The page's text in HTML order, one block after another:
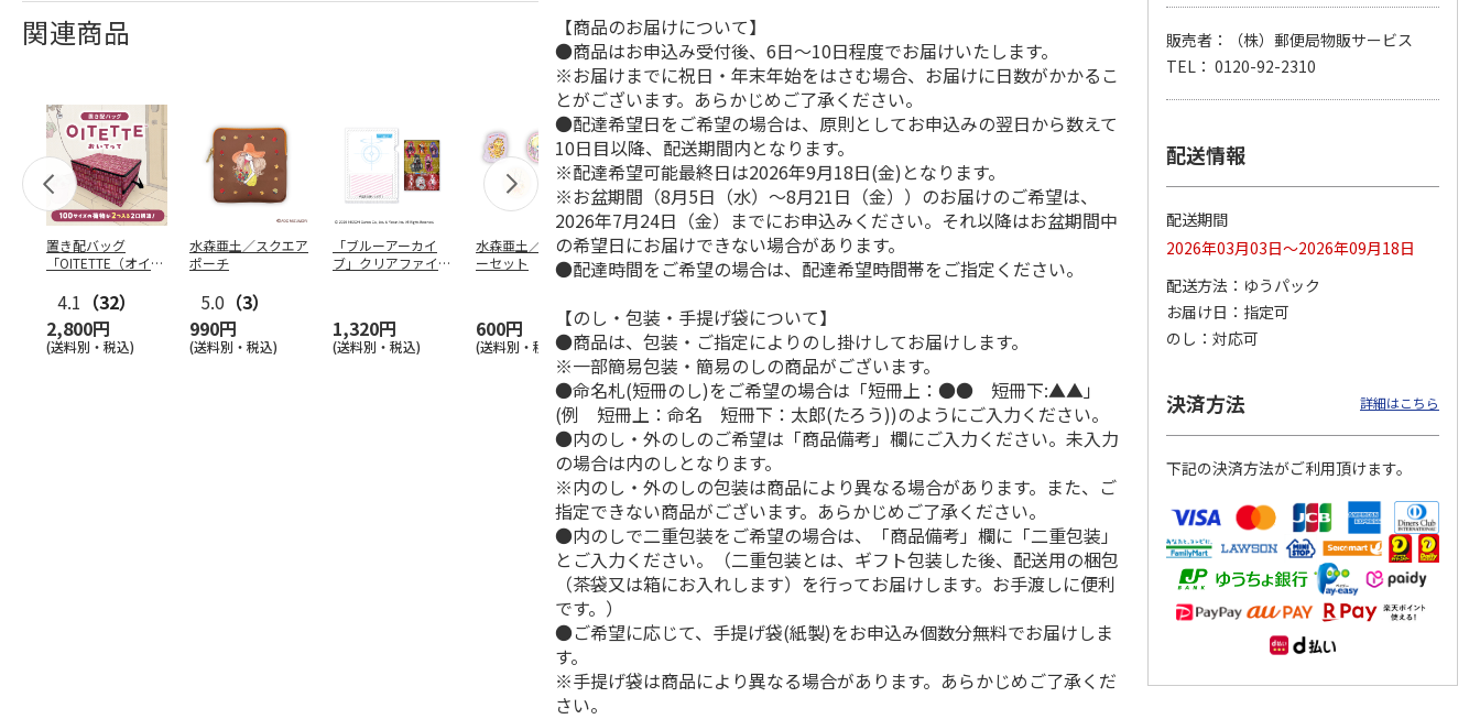
関連商品
置き配バッグ
「OITETTE（オイテ
4.1 （32）
2,800円
(送料別・税込)
水森亜土／スクエア
ポーチ
5.0 （3）
990円
(送料別・税込)
「ブルーアーカイ
ブ」クリアファイル
1,320円
(送料別・税込)
水森亜土／ステッカ
ーセット
600円
(送料別・税込)
リラックマ／マルチ
ケース
1,100円
(送料別・税込)
ポムポムプリン30th
おもちもちもちマス
コット
2,200円
(送料別・税込)
奇妙な冒険 黄金の
風』チョコラータと
1,969円
(送料別・税込)
優勝力士純金製小判
【安青錦】
ポムポムプリン30th
ション
4,950円
(送料別・税込)
リラックマ／クリア
【商品のお届けについて】
●商品はお申込み受付後、6日～10日程度でお届けいたします。
※お届けまでに祝日・年末年始をはさむ場合、お届けに日数がかかるこ
とがございます。あらかじめご了承ください。
●配達希望日をご希望の場合は、原則としてお申込みの翌日から数えて
10日目以降、配送期間内となります。
※配達希望可能最終日は2026年9月18日(金)となります。
※お盆期間（8月5日（水）～8月21日（金））のお届けのご希望は、
2026年7月24日（金）までにお申込みください。それ以降はお盆期間中
の希望日にお届けできない場合があります。
●配達時間をご希望の場合は、配達希望時間帯をご指定ください。
【のし・包装・手提げ袋について】
●商品は、包装・ご指定によりのし掛けしてお届けします。
※一部簡易包装・簡易のしの商品がございます。
●命名札(短冊のし)をご希望の場合は「短冊上：●● 短冊下:▲▲」
(例 短冊上：命名 短冊下：太郎(たろう))のようにご入力ください。
●内のし・外のしのご希望は「商品備考」欄にご入力ください。未入力
の場合は内のしとなります。
※内のし・外のしの包装は商品により異なる場合があります。また、ご
指定できない商品がございます。あらかじめご了承ください。
●内のしで二重包装をご希望の場合は、「商品備考」欄に「二重包装」
とご入力ください。（二重包装とは、ギフト包装した後、配送用の梱包
（茶袋又は箱にお入れします）を行ってお届けします。お手渡しに便利
です。）
●ご希望に応じて、手提げ袋(紙製)をお申込み個数分無料でお届けしま
す。
※手提げ袋は商品により異なる場合があります。あらかじめご了承くだ
さい。
販売者：（株）郵便局物販サービス
TEL： 0120-92-2310
配送情報
配送期間
2026年03月03日～2026年09月18日
配送方法
ゆうパック
お届け日
指定可
のし
対応可
決済方法 詳細はこちら
下記の決済方法がご利用頂けます。